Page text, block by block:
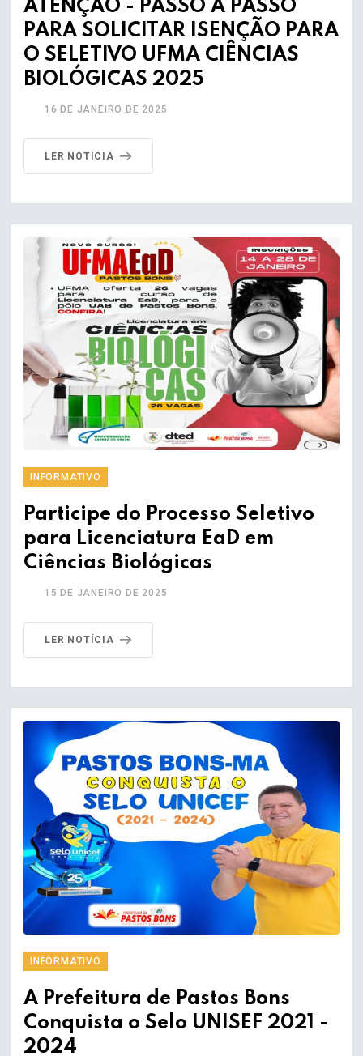
ATENÇÃO - PASSO A PASSO
PARA SOLICITAR ISENÇÃO PARA
O SELETIVO UFMA CIÊNCIAS
BIOLÓGICAS 2025
16 DE JANEIRO DE 2025
LER NOTÍCIA
INFORMATIVO
Participe do Processo Seletivo
para Licenciatura EaD em
Ciências Biológicas
15 DE JANEIRO DE 2025
LER NOTÍCIA
INFORMATIVO
A Prefeitura de Pastos Bons
Conquista o Selo UNISEF 2021 -
2024